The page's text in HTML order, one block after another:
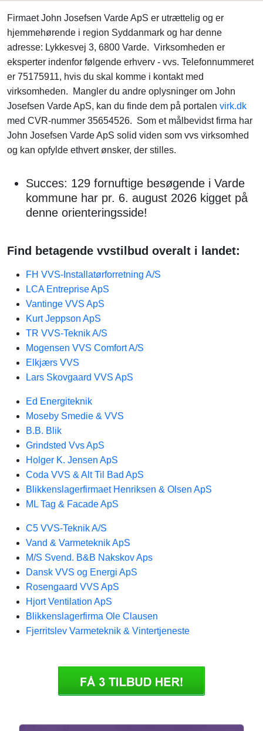
Firmaet John Josefsen Varde ApS er utrættelig og er
hjemmehørende i region Syddanmark og har denne
adresse: Lykkesvej 3, 6800 Varde. Virksomheden er
eksperter indenfor følgende erhverv - vvs. Telefonnummeret
er 75175911, hvis du skal komme i kontakt med
virksomheden. Mangler du andre oplysninger om John
Josefsen Varde ApS, kan du finde dem på portalen virk.dk
med CVR-nummer 35654526. Som et målbevidst firma har
John Josefsen Varde ApS solid viden som vvs virksomhed
og kan opfylde ethvert ønsker, der stilles.
Succes: 129 fornuftige besøgende i Varde
kommune har pr. 6. august 2026 kigget på
denne orienteringsside!
Find betagende vvstilbud overalt i landet:
FH VVS-Installatørforretning A/S
LCA Entreprise ApS
Vantinge VVS ApS
Kurt Jeppson ApS
TR VVS-Teknik A/S
Mogensen VVS Comfort A/S
Elkjærs VVS
Lars Skovgaard VVS ApS
Ed Energiteknik
Moseby Smedie & VVS​
B.B. Blik
Grindsted Vvs ApS
Holger K. Jensen ApS
Coda VVS & Alt Til Bad ApS
Blikkenslagerfirmaet Henriksen & Olsen ApS
ML Tag & Facade ApS
C5 VVS-Teknik A/S
Vand & Varmeteknik ApS
M/S Svend. B&B Nakskov Aps
Dansk VVS og Energi ApS
Rosengaard VVS ApS
Hjort Ventilation ApS
Blikkenslagerfirma Ole Clausen
Fjerritslev Varmeteknik & Vintertjeneste